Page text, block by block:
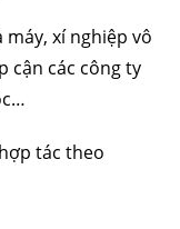
xí nghiệp vô
cận các công ty
tác theo